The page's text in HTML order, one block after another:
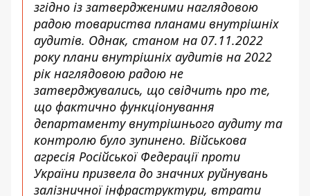
згідно із затвердженими наглядовою
радою товариства планами внутрішніх
аудитів. Однак, станом на 07.11.2022
року плани внутрішніх аудитів на 2022
рік наглядовою радою не
затверджувались, що свідчить про те,
що фактично функціонування
департаменту внутрішнього аудиту та
контролю було зупинено. Військова
агресія Російської Федерації проти
України призвела до значних руйнувань
залізничної інфраструктури, втрати